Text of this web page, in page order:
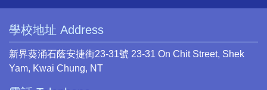
學校地址 Address
新界葵涌石蔭安捷街23-31號 23-31 On Chit Street, Shek
Yam, Kwai Chung, NT